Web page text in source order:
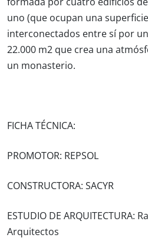
uno (que ocupan una
interconectados entre sí por un
22.000 m2 que crea una
un monasterio.
FICHA TÉCNICA:
PROMOTOR: REPSOL
CONSTRUCTORA: SACYR
ESTUDIO DE ARQUITECTURA:
Arquitectos